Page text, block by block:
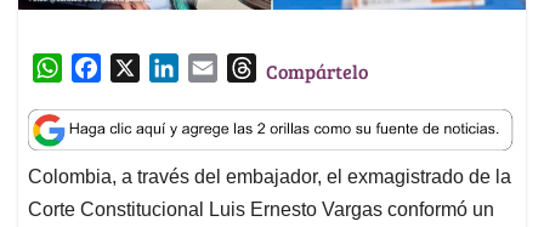
W
a
t
s
A
c
e
b
o
n
k
e
d
a
i
l
T
r
e
a
d
Compártelo
Colombia, a través del embajador, el exmagistrado de la
Corte Constitucional Luis Ernesto Vargas conformó un